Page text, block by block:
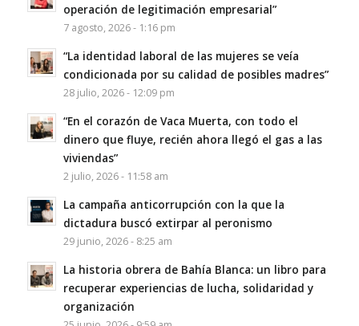
operación de legitimación empresarial”
7 agosto, 2026 - 1:16 pm
“La identidad laboral de las mujeres se veía
condicionada por su calidad de posibles madres”
28 julio, 2026 - 12:09 pm
“En el corazón de Vaca Muerta, con todo el
dinero que fluye, recién ahora llegó el gas a las
viviendas”
2 julio, 2026 - 11:58 am
La campaña anticorrupción con la que la
dictadura buscó extirpar al peronismo
29 junio, 2026 - 8:25 am
La historia obrera de Bahía Blanca: un libro para
recuperar experiencias de lucha, solidaridad y
organización